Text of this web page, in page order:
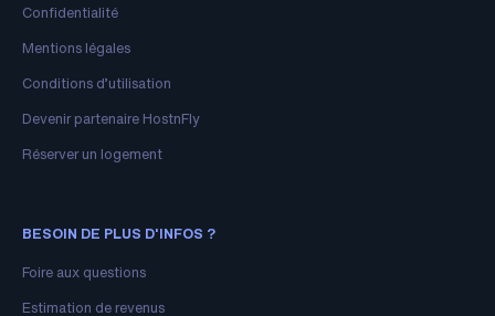
Confidentialité
Mentions légales
Conditions d’utilisation
Devenir partenaire HostnFly
Réserver un logement
BESOIN DE PLUS D'INFOS ?
Foire aux questions
Estimation de revenus